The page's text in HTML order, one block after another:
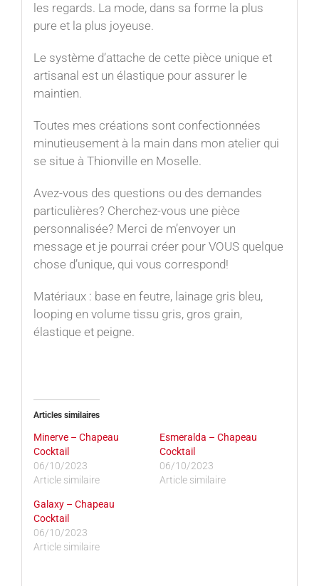
les regards. La mode, dans sa forme la plus
pure et la plus joyeuse.⁠
Le système d’attache de cette pièce unique et
artisanal est un élastique pour assurer le
maintien.
Toutes mes créations sont confectionnées
minutieusement à la main dans mon atelier qui
se situe à Thionville en Moselle.
Avez-vous des questions ou des demandes
particulières? Cherchez-vous une pièce
personnalisée? Merci de m’envoyer un
message et je pourrai créer pour VOUS quelque
chose d’unique, qui vous correspond!
Matériaux : base en feutre, lainage gris bleu,
looping en volume tissu gris, gros grain,
élastique et peigne.
Articles similaires
Minerve – Chapeau
Cocktail
06/10/2023
Article similaire
Esmeralda – Chapeau
Cocktail
06/10/2023
Article similaire
Galaxy – Chapeau
Cocktail
06/10/2023
Article similaire